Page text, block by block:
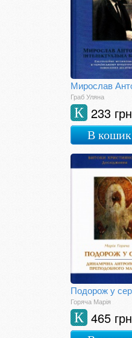
Граб Уляна
233 грн
К
В кошик
Горяча Марія
465 грн
К